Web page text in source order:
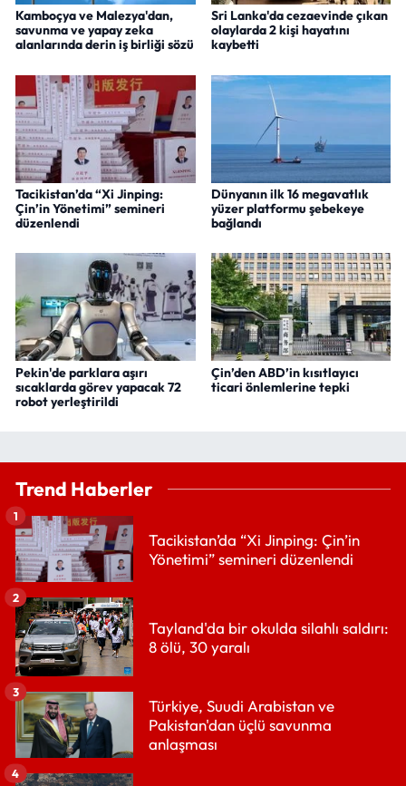
Kamboçya ve Malezya'dan,
savunma ve yapay zeka
alanlarında derin iş birliği sözü
Sri Lanka'da cezaevinde çıkan
olaylarda 2 kişi hayatını
kaybetti
Tacikistan’da “Xi Jinping:
Çin’in Yönetimi” semineri
düzenlendi
Dünyanın ilk 16 megavatlık
yüzer platformu şebekeye
bağlandı
Pekin'de parklara aşırı
sıcaklarda görev yapacak 72
robot yerleştirildi
Çin’den ABD’in kısıtlayıcı
ticari önlemlerine tepki
Trend Haberler
Tacikistan’da “Xi Jinping: Çin’in
Yönetimi” semineri düzenlendi
1
Tayland'da bir okulda silahlı saldırı:
8 ölü, 30 yaralı
2
Türkiye, Suudi Arabistan ve
Pakistan'dan üçlü savunma
anlaşması
3
4